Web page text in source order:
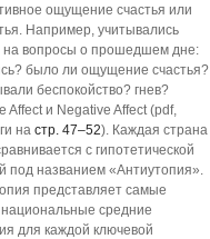
ощущение счастья или
Например, учитывались
на вопросы о прошедшем дне:
было ли ощущение счастья?
беспокойство? гнев?
Affect и Negative Affect (pdf,
на стр. 47–52). Каждая страна
с гипотетической
под названием «Антиутопия».
представляет самые
национальные средние
для каждой ключевой